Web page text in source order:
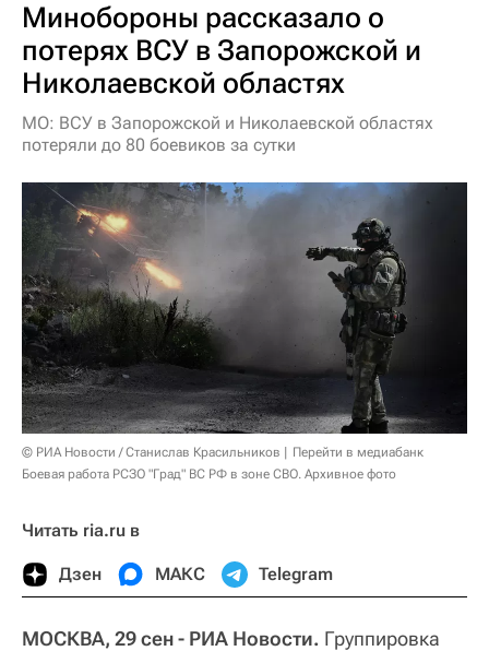
Минобороны рассказало о
потерях ВСУ в Запорожской и
Николаевской областях
МО: ВСУ в Запорожской и Николаевской областях
потеряли до 80 боевиков за сутки
© РИА Новости / Станислав Красильников
Перейти в медиабанк
Боевая работа РСЗО "Град" ВС РФ в зоне СВО. Архивное фото
Читать ria.ru в
Дзен МАКС Telegram
МОСКВА, 29 сен - РИА Новости. Группировка